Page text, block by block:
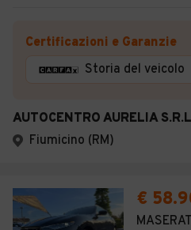
Certificazioni e Garanzie
Storia del veicolo
AUTOCENTRO AURELIA
Fiumicino (RM)
€